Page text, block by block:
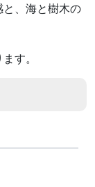
、海と樹木の
す。